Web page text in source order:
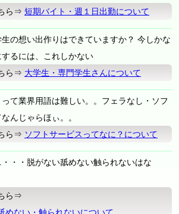
ら⇒短期バイト・週１日出勤について
の想い出作りはできていますか？ 今しかな
るには、これしかない
ら⇒ 大学生・専門学生さんについて
て業界用語は難しい。。フェラなし・ソフ
んじゃらほぃ。。
ら⇒ ソフトサービスってなに？について
・・・脱がない舐めない触られないはな
ら⇒